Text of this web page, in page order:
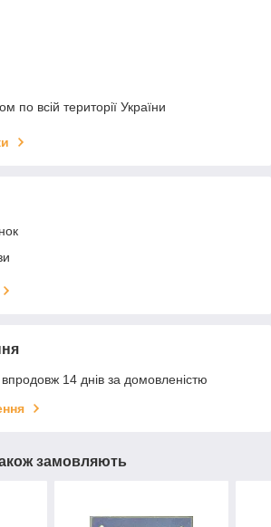
по всій території України
14 днів за домовленістю
замовляють